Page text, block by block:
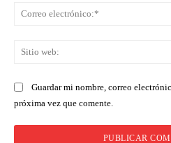
Guardar mi nombre, correo
próxima vez que comente.